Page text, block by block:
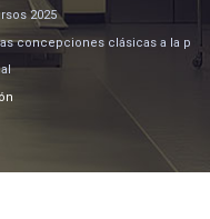
2025
concepciones clásicas a la p